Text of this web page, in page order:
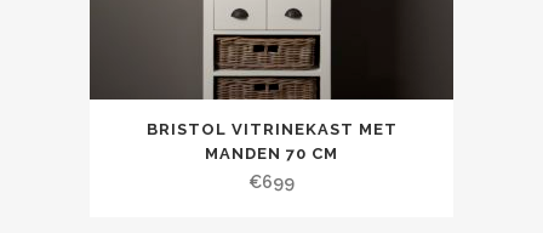
BRISTOL VITRINEKAST MET
MANDEN 70 CM
€699